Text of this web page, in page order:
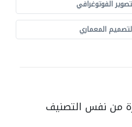
الفوتوغرافي
المعماري
من نفس التصنيف